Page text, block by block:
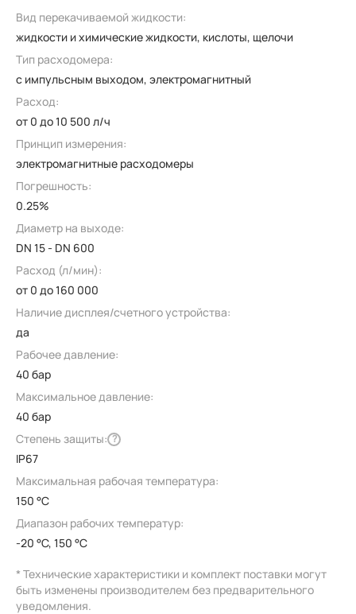
Вид перекачиваемой жидкости:
жидкости и химические жидкости, кислоты, щелочи
Тип расходомера:
с импульсным выходом, электромагнитный
Расход:
от 0 до 10 500 л/ч
Принцип измерения:
электромагнитные расходомеры
Погрешность:
0.25%
Диаметр на выходе:
DN 15 - DN 600
Расход (л/мин):
от 0 до 160 000
Наличие дисплея/счетного устройства:
да
Рабочее давление:
40 бар
Максимальное давление:
40 бар
Степень защиты: ?
IP67
Максимальная рабочая температура:
150 °C
Диапазон рабочих температур:
-20 °C, 150 °C
* Технические характеристики и комплект поставки могут
быть изменены производителем без предварительного
уведомления.